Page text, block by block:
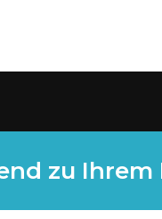
zu Ihrem